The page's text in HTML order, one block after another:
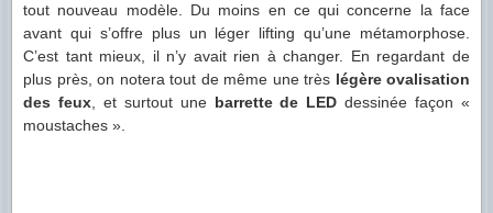
tout nouveau modèle. Du moins en ce qui concerne la face
avant qui s’offre plus un léger lifting qu’une métamorphose.
C’est tant mieux, il n’y avait rien à changer. En regardant de
plus près, on notera tout de même une très légère ovalisation
des feux, et surtout une barrette de LED dessinée façon «
moustaches ».